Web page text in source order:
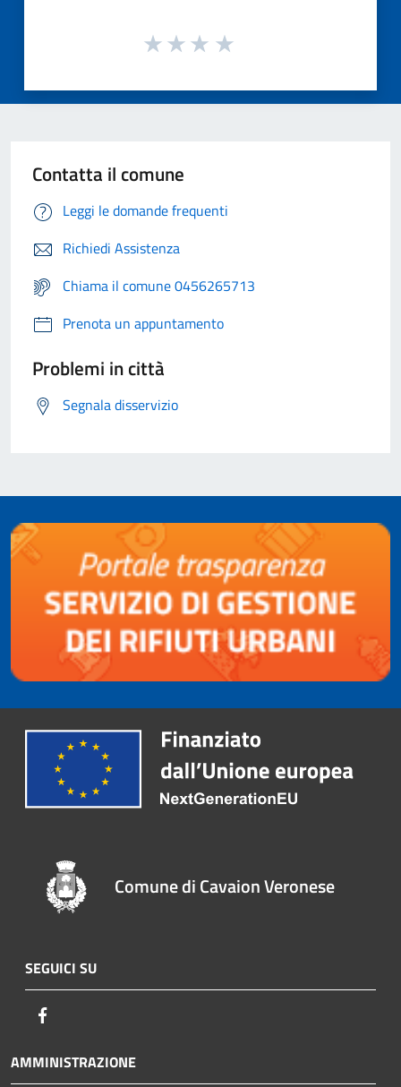
Contatta il comune
Leggi le domande frequenti
Richiedi Assistenza
Chiama il comune 0456265713
Prenota un appuntamento
Problemi in città
Segnala disservizio
Comune di Cavaion Veronese
SEGUICI SU
AMMINISTRAZIONE